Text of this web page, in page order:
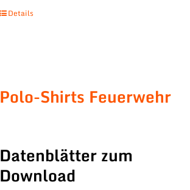
Details
Polo-Shirts Feuerwehr
Datenblätter zum
Download